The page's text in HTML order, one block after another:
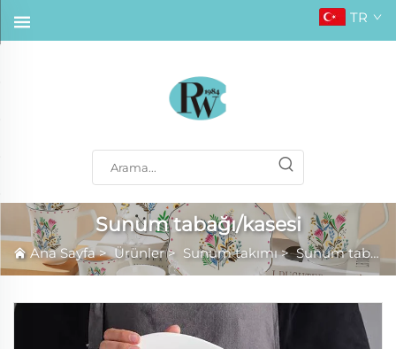
TR
Sunum tabağı/kasesi
Ana Sayfa>Ürünler> Sunum takımı>Sunum tabağı/kasesi